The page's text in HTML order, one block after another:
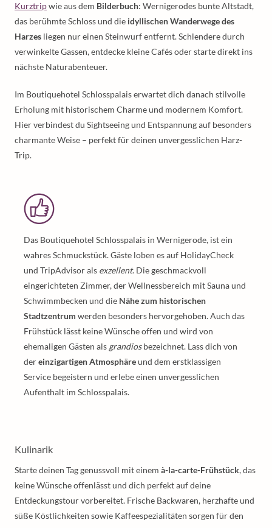
Kurztripwie aus dem Bilderbuch: Wernigerodes bunte Altstadt,
das berühmte Schloss und die idyllischen Wanderwege des
Harzes liegen nur einen Steinwurf entfernt. Schlendere durch
verwinkelte Gassen, entdecke kleine Cafés oder starte direkt ins
nächste Naturabenteuer.
Im Boutiquehotel Schlosspalais erwartet dich danach stilvolle
Erholung mit historischem Charme und modernem Komfort.
Hier verbindest du Sightseeing und Entspannung auf besonders
charmante Weise – perfekt für deinen unvergesslichen Harz-
Trip.
Das Boutiquehotel Schlosspalais in Wernigerode, ist ein
wahres Schmuckstück. Gäste loben es auf HolidayCheck
und TripAdvisor als exzellent. Die geschmackvoll
eingerichteten Zimmer, der Wellnessbereich mit Sauna und
Schwimmbecken und die Nähe zum historischen
Stadtzentrum werden besonders hervorgehoben. Auch das
Frühstück lässt keine Wünsche offen und wird von
ehemaligen Gästen als grandiosbezeichnet. Lass dich von
dereinzigartigen Atmosphäreund dem erstklassigen
Service begeistern und erlebe einen unvergesslichen
Aufenthalt im Schlosspalais.
Kulinarik
Starte deinen Tag genussvoll mit einem à-la-carte-Frühstück, das
keine Wünsche offenlässt und dich perfekt auf deine
Entdeckungstour vorbereitet. Frische Backwaren, herzhafte und
süße Köstlichkeiten sowie Kaffeespezialitäten sorgen für den